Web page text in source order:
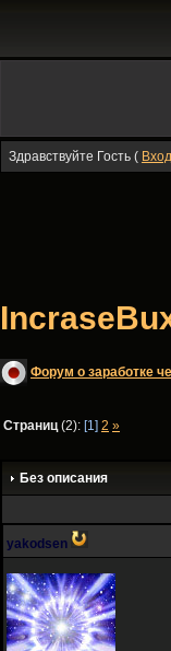
Здравствуйте Гость ( Вход
Форум о заработке
Страниц(2): [1] 2 »
Без описания
yakodsen